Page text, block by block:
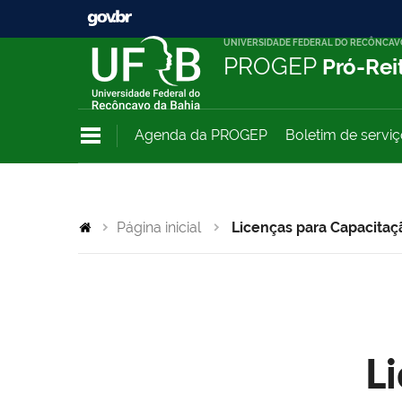
UNIVERSIDADE FEDERAL DO
PROGEP Pró-
Agenda da PROGEP Boletim de
Página inicial Licenças para